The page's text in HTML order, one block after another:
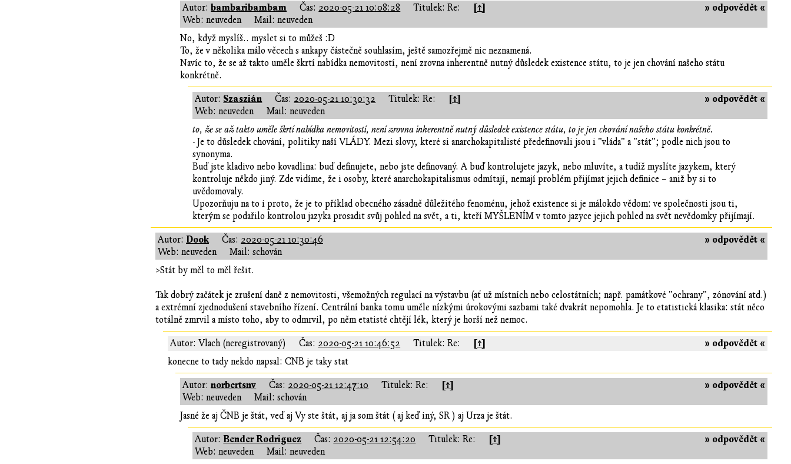
» odpovědět «
Autor:bambaribambam Čas: 2020-05-21 10:08:28 Titulek: Re: [↑]
Web: neuveden
Mail: neuveden
No, když myslíš.. myslet si to můžeš :D
To, že v několika málo věcech s ankapy částečně souhlasím, ještě samozřejmě nic neznamená.
Navíc to, že se až takto uměle škrtí nabídka nemovitostí, není zrovna inherentně nutný důsledek existence státu, to je jen chování našeho státu
konkrétně.
» odpovědět «
Autor: Szaszián Čas: 2020-05-21 10:30:32 Titulek: Re: [↑]
Web: neuveden
Mail: neuveden
to, že se až takto uměle škrtí nabídka nemovitostí, není zrovna inherentně nutný důsledek existence státu, to je jen chování našeho státu konkrétně.
- Je to důsledek chování, politiky naší VLÁDY. Mezi slovy, které si anarchokapitalisté předefinovali jsou i "vláda" a "stát"; podle nich jsou to
synonyma.
Buď jste kladivo nebo kovadlina: buď definujete, nebo jste definovaný. A buď kontrolujete jazyk, nebo mluvíte, a tudíž myslíte jazykem, který
kontroluje někdo jiný. Zde vidíme, že i osoby, které anarchokapitalismus odmítají, nemají problém přijímat jejich definice – aniž by si to
uvědomovaly.
Upozorňuju na to i proto, že je to příklad obecného zásadně důležitého fenoménu, jehož existence si je málokdo vědom: ve společnosti jsou ti,
kterým se podařilo kontrolou jazyka prosadit svůj pohled na svět, a ti, kteří MYŠLENÍM v tomto jazyce jejich pohled na svět nevědomky přijímají.
» odpovědět «
Autor: Dook Čas: 2020-05-21 10:30:46
Web: neuveden
Mail: schován
>Stát by měl to měl řešit.
Tak dobrý začátek je zrušení daně z nemovitosti, všemožných regulací na výstavbu (ať už místních nebo celostátních; např. památkové "ochrany", zónování atd.)
a extrémní zjednodušení stavebního řízení. Centrální banka tomu uměle nízkými úrokovými sazbami také dvakrát nepomohla. Je to etatistická klasika: stát něco
totálně zmrvil a místo toho, aby to odmrvil, po něm etatisté chtějí lék, který je horší než nemoc.
» odpovědět «
Autor: Vlach (neregistrovaný) Čas: 2020-05-21 10:46:52 Titulek: Re: [↑]
konecne to tady nekdo napsal: CNB je taky stat
» odpovědět «
Autor:norbertsnv Čas: 2020-05-21 12:47:10 Titulek: Re: [↑]
Web: neuveden
Mail: schován
Jasné že aj ČNB je štát, veď aj Vy ste štát, aj ja som štát ( aj keď iný, SR ) aj Urza je štát.
» odpovědět «
Autor: Bender Rodriguez Čas: 2020-05-21 12:54:20 Titulek: Re: [↑]
Web: neuveden
Mail: neuveden